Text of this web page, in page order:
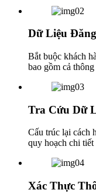
Dữ Liệu
Bắt buộc khách
bao gồm cả
Tra Cứu Dữ
Cấu trúc lại cách
quy hoạch chi
Xác Thực